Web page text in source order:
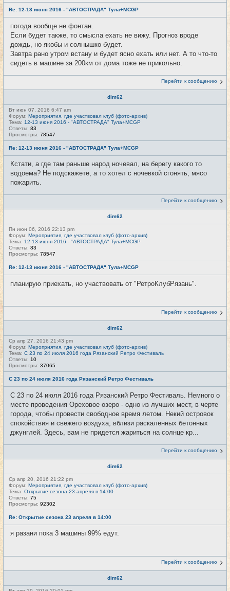
Re: 12-13 июня 2016 - "АВТОСТРАДА" Тула+MCGP
погода вообще не фонтан.
Если будет также, то смысла ехать не вижу. Прогноз вроде
дождь, но якобы и солнышко будет.
Завтра рано утром встану и будет ясно ехать или нет. А то что-то
сидеть в машине за 200км от дома тоже не прикольно.
Перейти к сообщению
dim62
Вт июн 07, 2016 6:47 am
Форум: Мероприятия, где участвовал клуб (фото-архив)
Тема: 12-13 июня 2016 - "АВТОСТРАДА" Тула+MCGP
Ответы: 83
Просмотры: 78547
Re: 12-13 июня 2016 - "АВТОСТРАДА" Тула+MCGP
Кстати, а где там раньше народ ночевал, на берегу какого то
водоема? Не подскажете, а то хотел с ночевкой сгонять, мясо
пожарить.
Перейти к сообщению
dim62
Пн июн 06, 2016 22:13 pm
Форум: Мероприятия, где участвовал клуб (фото-архив)
Тема: 12-13 июня 2016 - "АВТОСТРАДА" Тула+MCGP
Ответы: 83
Просмотры: 78547
Re: 12-13 июня 2016 - "АВТОСТРАДА" Тула+MCGP
планирую приехать, но участвовать от "РетроКлубРязань".
Перейти к сообщению
dim62
Ср апр 27, 2016 21:43 pm
Форум: Мероприятия, где участвовал клуб (фото-архив)
Тема: С 23 по 24 июля 2016 года Рязанский Ретро Фестиваль
Ответы: 10
Просмотры: 37065
С 23 по 24 июля 2016 года Рязанский Ретро Фестиваль
С 23 по 24 июля 2016 года Рязанский Ретро Фестиваль. Немного о
месте проведения Ореховое озеро - одно из лучших мест, в черте
города, чтобы провести свободное время летом. Некий островок
спокойствия и свежего воздуха, вблизи раскаленных бетонных
джунглей. Здесь, вам не придется жариться на солнце кр...
Перейти к сообщению
dim62
Ср апр 20, 2016 21:22 pm
Форум: Мероприятия, где участвовал клуб (фото-архив)
Тема: Открытие сезона 23 апреля в 14:00
Ответы: 75
Просмотры: 92302
Re: Открытие сезона 23 апреля в 14:00
я разани пока 3 машины 99% едут.
Перейти к сообщению
dim62